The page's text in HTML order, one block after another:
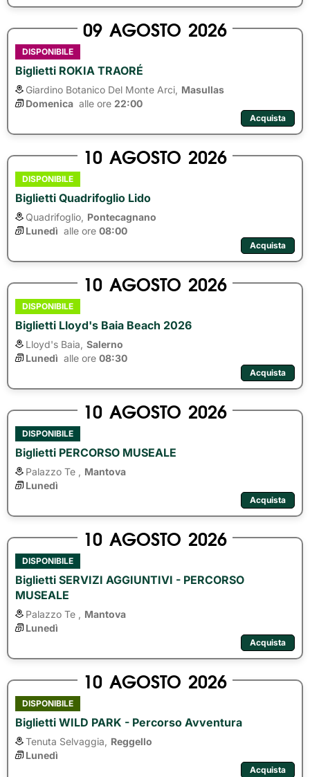
09 AGOSTO 2026
DISPONIBILE
Biglietti ROKIA TRAORÉ
Giardino Botanico Del Monte Arci, Masullas
Domenica alle ore 22:00
Acquista
10 AGOSTO 2026
DISPONIBILE
Biglietti Quadrifoglio Lido
Quadrifoglio, Pontecagnano
Lunedì alle ore 08:00
Acquista
10 AGOSTO 2026
DISPONIBILE
Biglietti Lloyd's Baia Beach 2026
Lloyd's Baia, Salerno
Lunedì alle ore 08:30
Acquista
10 AGOSTO 2026
DISPONIBILE
Biglietti PERCORSO MUSEALE
Palazzo Te ,
Mantova
Lunedì
Acquista
10 AGOSTO 2026
DISPONIBILE
Biglietti SERVIZI AGGIUNTIVI - PERCORSO
MUSEALE
Palazzo Te ,
Mantova
Lunedì
Acquista
10 AGOSTO 2026
DISPONIBILE
Biglietti WILD PARK - Percorso Avventura
Tenuta Selvaggia,
Reggello
Lunedì
Acquista